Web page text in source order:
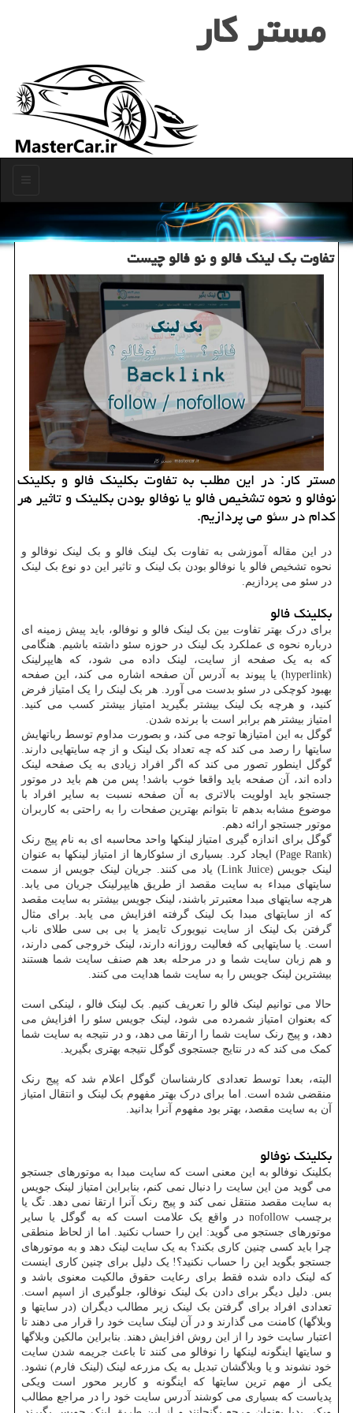
مستر كار
تفاوت بك لینك فالو و نو فالو چیست
مستر كار: در این مطلب به تفاوت بكلینك فالو و بكلینك
نوفالو و نحوه تشخیص فالو یا نوفالو بودن بكلینك و تاثیر هر
كدام در سئو می پردازیم.
در این مقاله آموزشی به تفاوت بک لینک فالو و بک لینک نوفالو و
نحوه تشخیص فالو یا نوفالو بودن بک لینک و تاثیر این دو نوع بک لینک
در سئو می پردازیم.
بکلینک فالو
برای درک بهتر تفاوت بین بک لینک فالو و نوفالو، باید پیش زمینه ای
درباره نحوه ی عملکرد بک لینک در حوزه سئو داشته باشیم. هنگامی
که به یک صفحه از سایت، لینک داده می شود، که هایپرلینک
(hyperlink) یا پیوند به آدرس آن صفحه اشاره می کند، این صفحه
بهبود کوچکی در سئو بدست می آورد. هر بک لینک را یک امتیاز فرض
کنید، و هرچه بک لینک بیشتر بگیرید امتیاز بیشتر کسب می کنید.
امتیاز بیشتر هم برابر است با برنده شدن.
گوگل به این امتیازها توجه می کند، و بصورت مداوم توسط رباتهایش
سایتها را رصد می کند که چه تعداد بک لینک و از چه سایتهایی دارند.
گوگل اینطور تصور می کند که اگر افراد زیادی به یک صفحه لینک
داده اند، آن صفحه باید واقعا خوب باشد! پس من هم باید در موتور
جستجو باید اولویت بالاتری به آن صفحه نسبت به سایر افراد با
موضوع مشابه بدهم تا بتوانم بهترین صفحات را به راحتی به کاربران
موتور جستجو ارائه دهم.
گوگل برای اندازه گیری امتیاز لینکها واحد محاسبه ای به نام پیج رنک
(Page Rank) ایجاد کرد. بسیاری از سئوکارها از امتیاز لینکها به عنوان
لینک جویس (Link Juice) یاد می کنند. جریان لینک جویس از سمت
سایتهای مبداء به سایت مقصد از طریق هایپرلینک جریان می یابد.
هرچه سایتهای مبدا معتبرتر باشند، لینک جویس بیشتر به سایت مقصد
که از سایتهای مبدا بک لینک گرفته افزایش می یابد. برای مثال
گرفتن بک لینک از سایت نیویورک تایمز یا بی بی سی طلای ناب
است. یا سایتهایی که فعالیت روزانه دارند، لینک خروجی کمی دارند،
و هم زبان سایت شما و در مرحله بعد هم صنف سایت شما هستند
بیشترین لینک جویس را به سایت شما هدایت می کنند.
حالا می توانیم لینک فالو را تعریف کنیم. بک لینک فالو ، لینکی است
که بعنوان امتیاز شمرده می شود، لینک جویس سئو را افزایش می
دهد، و پیج رنک سایت شما را ارتقا می دهد، و در نتیجه به سایت شما
کمک می کند که در نتایج جستجوی گوگل نتیجه بهتری بگیرید.
البته، بعدا توسط تعدادی کارشناسان گوگل اعلام شد که پیج رنک
منقضی شده است. اما برای درک بهتر مفهوم بک لینک و انتقال امتیاز
آن به سایت مقصد، بهتر بود مفهوم آنرا بدانید.
بکلینک نوفالو
بکلینک نوفالو به این معنی است که سایت مبدا به موتورهای جستجو
می گوید من این سایت را دنبال نمی کنم، بنابراین امتیاز لینک جویس
به سایت مقصد منتقل نمی کند و پیج رنک آنرا ارتقا نمی دهد. تگ یا
برچسب nofollow در واقع یک علامت است که به گوگل یا سایر
موتورهای جستجو می گوید: این را حساب نکنید. اما از لحاظ منطقی
چرا باید کسی چنین کاری بکند؟ به یک سایت لینک دهد و به موتورهای
جستجو بگوید این را حساب نکنید؟! یک دلیل برای چنین کاری اینست
که لینک داده شده فقط برای رعایت حقوق مالکیت معنوی باشد و
بس. دلیل دیگر برای دادن بک لینک نوفالو، جلوگیری از اسپم است.
تعدادی افراد برای گرفتن بک لینک زیر مطالب دیگران (در سایتها و
وبلاگها) کامنت می گذارند و در آن لینک سایت خود را قرار می دهند تا
اعتبار سایت خود را از این روش افزایش دهند. بنابراین مالکین وبلاگها
و سایتها اینگونه لینکها را نوفالو می کنند تا باعث جریمه شدن سایت
خود نشوند و یا وبلاگشان تبدیل به یک مزرعه لینک (لینک فارم) نشود.
یکی از مهم ترین سایتها که اینگونه و کاربر محور است ویکی
پدیاست که بسیاری می کوشند آدرس سایت خود را در مراجع مطالب